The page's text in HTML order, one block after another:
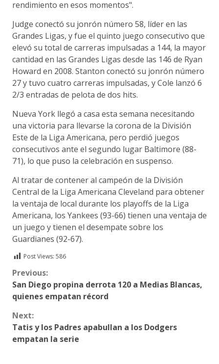
rendimiento en esos momentos".
Judge conectó su jonrón número 58, líder en las
Grandes Ligas, y fue el quinto juego consecutivo que
elevó su total de carreras impulsadas a 144, la mayor
cantidad en las Grandes Ligas desde las 146 de Ryan
Howard en 2008. Stanton conectó su jonrón número
27 y tuvo cuatro carreras impulsadas, y Cole lanzó 6
2/3 entradas de pelota de dos hits.
Nueva York llegó a casa esta semana necesitando
una victoria para llevarse la corona de la División
Este de la Liga Americana, pero perdió juegos
consecutivos ante el segundo lugar Baltimore (88-
71), lo que puso la celebración en suspenso.
Al tratar de contener al campeón de la División
Central de la Liga Americana Cleveland para obtener
la ventaja de local durante los playoffs de la Liga
Americana, los Yankees (93-66) tienen una ventaja de
un juego y tienen el desempate sobre los
Guardianes (92-67).
Post Views: 586
Continue
Reading
Previous:
San Diego propina derrota 120 a Medias Blancas,
quienes empatan récord
Next:
Tatis y los Padres apabullan a los Dodgers
empatan la serie